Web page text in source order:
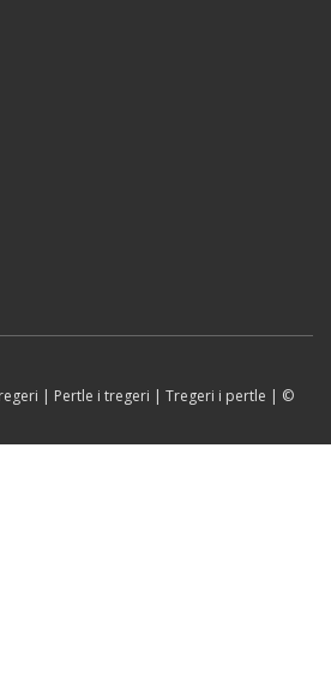
| Pertle i tregeri | Tregeri i pertle | ©